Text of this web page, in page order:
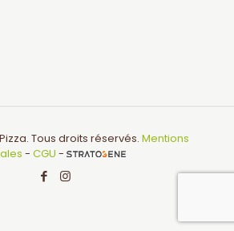
Tous droits réservés. Mentions
- CGU -